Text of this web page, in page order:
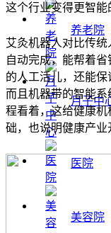
养老院
月子中
医院
美容院
这个行业变得更智能
艾灸机器人对比传统
自动完成，能帮着
的人工活儿，还能保
而且机器带的智能
程看着，这给健康
础，也说明健康产业